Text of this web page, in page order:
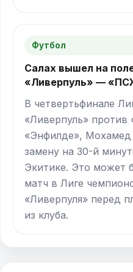
Футбол
Салах вышел на
«Ливерпуль» —
В четвертьфинале
«Ливерпуль»
«Энфилде»,
замену на 30-й
Экитике. Это может
матч в Лиге
«Ливерпуля» перед
из клуба.